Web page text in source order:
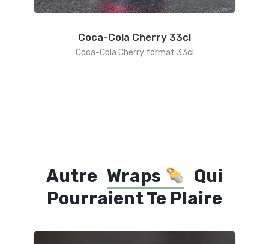
Coca-Cola Cherry 33cl
Coca-Cola Cherry format 33cl
Autre Wraps
Qui
Pourraient Te Plaire